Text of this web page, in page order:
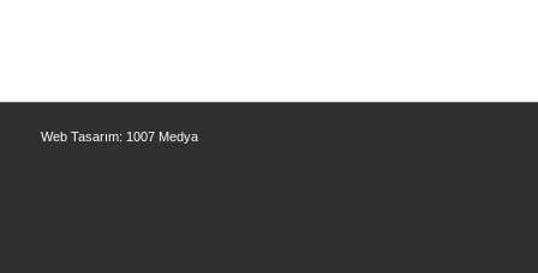
Web Tasarım: 1007 Medya